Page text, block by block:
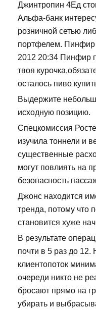
Джинтропин 4Ед
Альфа-банк
розничной сетью
портфелем. Пинфир
2012 20:34 Пинфир
твоя
осталось пиво
Выдержите
исходную позицию.
Спецкомиссия
изучила тоннели и
существенные
могут повлиять на
безопасность
Джонс находится
тренда, потому что
становится хуже
В результате
почти в 5 раз до
клиентопоток
очереди никто не
бросают прямо на
убирать и